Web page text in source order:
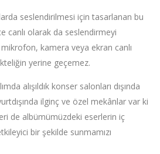
seslendirilmesi için tasarlanan bu
canlı olarak da seslendirmeyi
kamera veya ekran canlı
yerine geçemez.
alışıldık konser salonları dışında
ilginç ve özel mekânlar var ki
de albümümüzdeki eserlerin iç
bir şekilde sunmamızı